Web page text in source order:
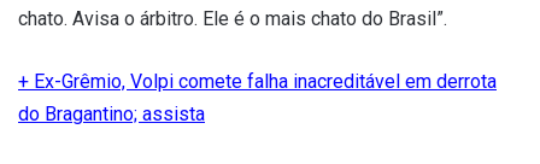
chato. Avisa o árbitro. Ele é o mais chato do Brasil”.
+ Ex-Grêmio, Volpi comete falha inacreditável em derrota
do Bragantino; assista